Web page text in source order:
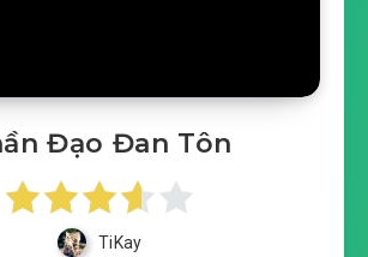
Đạo Đan Tôn
TiKay